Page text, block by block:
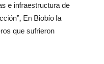
e infraestructura de
En Biobío la
que sufrieron